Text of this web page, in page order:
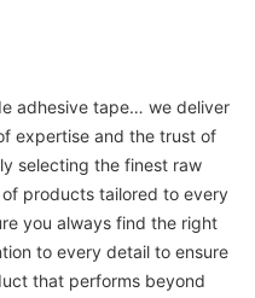
adhesive tape… we deliver
expertise and the trust of
selecting the finest raw
products tailored to every
you always find the right
to every detail to ensure
that performs beyond